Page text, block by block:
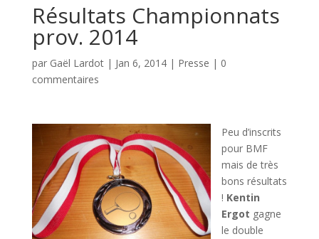
Résultats Championnats
prov. 2014
par Gaël Lardot| Jan 6, 2014| Presse | 0
commentaires
Peu d’inscrits
pour BMF
mais de très
bons résultats
! Kentin
Ergot gagne
le double